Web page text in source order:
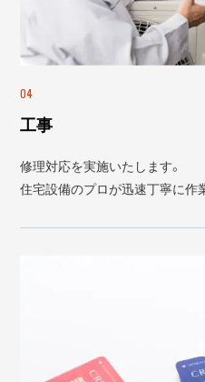
04
工事
修理対応を実施いたします。
住宅設備のプロが迅速丁寧に作